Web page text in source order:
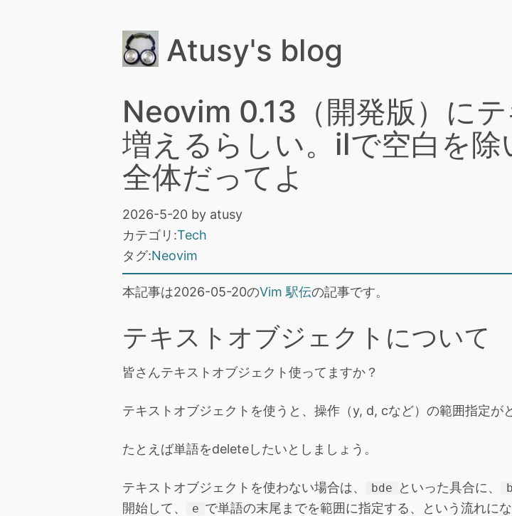
Atusy's blog
Neovim 0.13（開発版）に
増えるらしい。ilで空白を
全体だってよ
2026-5-20 by atusy
カテゴリ:Tech
タグ:Neovim
本記事は2026-05-20のVim 駅伝の記事です。
テキストオブジェクトについて
皆さんテキストオブジェクト使ってますか？
テキストオブジェクトを使うと、操作（y, d, cなど）の範囲指定が
たとえば単語をdeleteしたいとしましょう。
テキストオブジェクトを使わない場合は、 bde といった具合に、 b
開始して、
e で単語の末尾までを範囲に指定する、という流れに